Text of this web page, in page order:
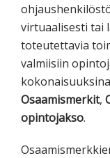
virtuaalisesti tai
toteutettavia
valmiisiin
Osaamismerkit,
opintojakso.